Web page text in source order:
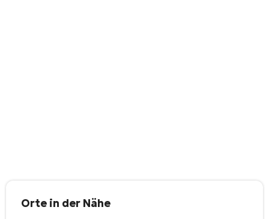
Orte in der Nähe